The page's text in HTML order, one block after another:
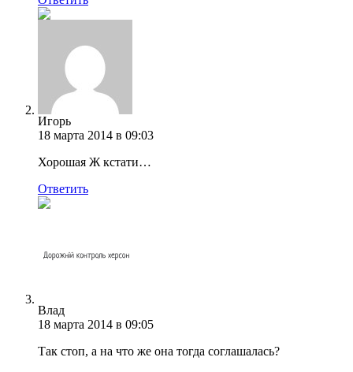
Игорь
18 марта 2014 в 09:03
Хорошая Ж кстати…
Ответить
Влад
18 марта 2014 в 09:05
Так стоп, а на что же она тогда соглашалась?